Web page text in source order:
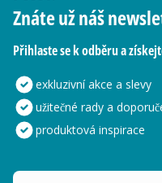
Znáte už náš
Přihlaste se k odběru a
exkluzivní akce a slevy
užitečné rady a
produktová inspirace
Vaše e-mailová adresa